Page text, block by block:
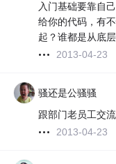
入门基础要靠自
给你的代码，有
起？谁都是从底
2013-04-23
骚还是公骚骚
跟部门老员工交
2013-04-23